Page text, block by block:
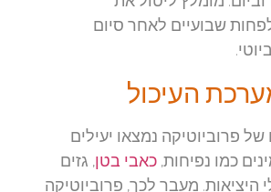
שבועיים לאחר סיום
העיכול
פרוביוטיקה נמצאו יעילים
כמו נפיחות,כאבי בטן, גזים
היציאות. מעבר לכך, פרוביוטיקה